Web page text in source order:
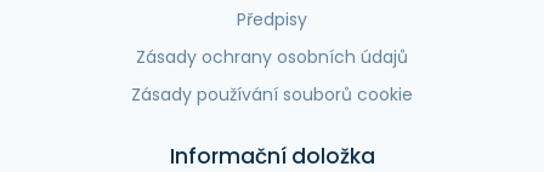
Předpisy
Zásady ochrany osobních údajů
Zásady používání souborů cookie
Informační doložka